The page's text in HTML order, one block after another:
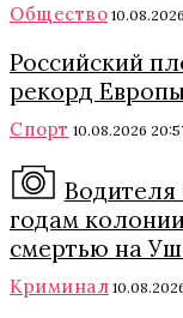
Общество
Российский
рекорд
Спорт 10.08.2026
Водителя
годам
смертью на
Криминал